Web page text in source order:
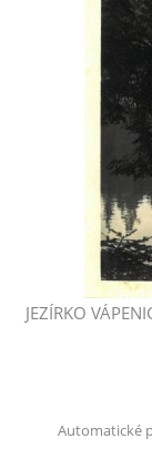
JEZÍRKO
Automatické